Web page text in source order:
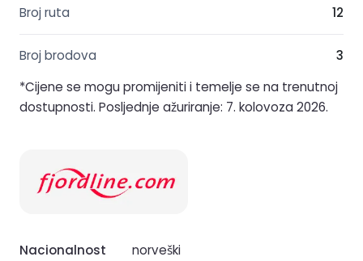
Broj ruta 12
Broj brodova
3
*Cijene se mogu promijeniti i temelje se na trenutnoj
dostupnosti. Posljednje ažuriranje: 7. kolovoza 2026.
Nacionalnost
norveški